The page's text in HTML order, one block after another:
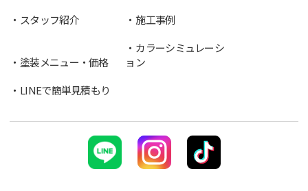
スタッフ紹介
施工事例
塗装メニュー・価格
カラーシミュレーシ
ョン
LINEで簡単見積もり